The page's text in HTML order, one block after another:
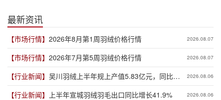
最新资讯
【市场行情】 2026年8月第1周羽绒价格行情 2026.08.07
【市场行情】 2026年7月第5周羽绒价格行情 2026.08.07
【行业新闻】 吴川羽绒上半年规上产值5.83亿元，同比增
长19.3%
2026.08.06
【行业新闻】 上半年宣城羽绒羽毛出口同比增长41.9% 2026.08.06